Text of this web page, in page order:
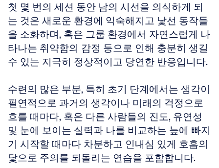
첫 몇 번의 세션 동안 남의 시선을 의식하게 되
는 것은 새로운 환경에 익숙해지고 낯선 동작들
을 소화하며, 혹은 그룹 환경에서 자연스럽게 나
타나는 취약함의 감정 등으로 인해 충분히 생길
수 있는 지극히 정상적이고 당연한 반응입니다.
수련의 많은 부분, 특히 초기 단계에서는 생각이
필연적으로 과거의 생각이나 미래의 걱정으로
흐를 때마다, 혹은 다른 사람들의 진도, 유연성
및 눈에 보이는 실력과 나를 비교하는 늪에 빠지
기 시작할 때마다 차분하고 인내심 있게 호흡의
닻으로 주의를 되돌리는 연습을 포함합니다.